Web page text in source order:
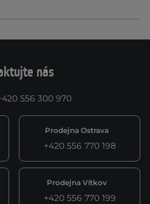
nás
556 300 970
Prodejna Ostrava
+420 556 770 198
Prodejna Vítkov
+420 556 770 199